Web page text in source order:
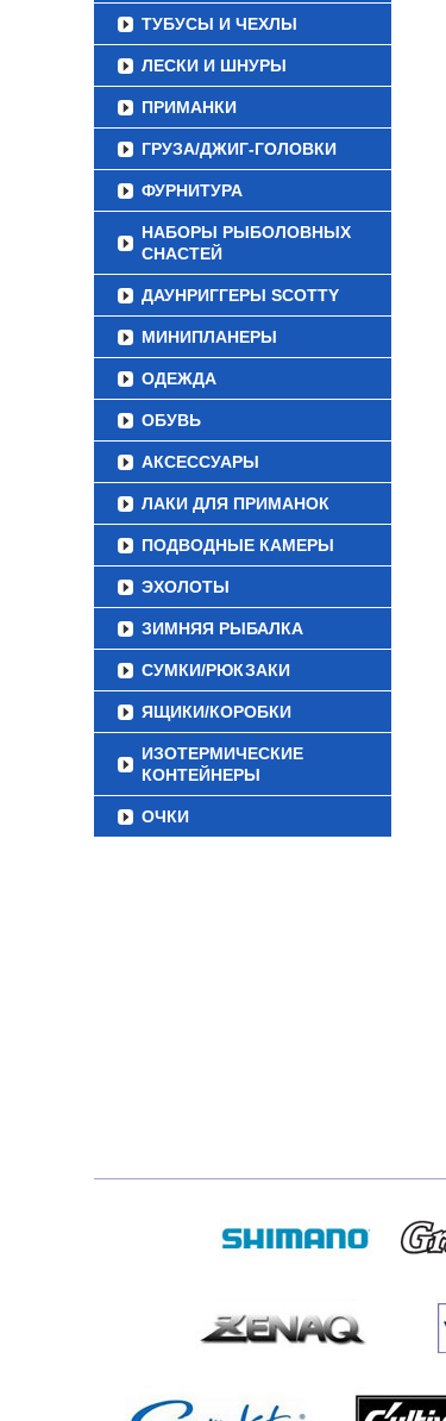
ТУБУСЫ И ЧЕХЛЫ
ЛЕСКИ И ШНУРЫ
ПРИМАНКИ
ГРУЗА/ДЖИГ-ГОЛОВКИ
ФУРНИТУРА
НАБОРЫ РЫБОЛОВНЫХ
СНАСТЕЙ
ДАУНРИГГЕРЫ SCOTTY
МИНИПЛАНЕРЫ
ОДЕЖДА
ОБУВЬ
АКСЕССУАРЫ
ЛАКИ ДЛЯ ПРИМАНОК
ПОДВОДНЫЕ КАМЕРЫ
ЭХОЛОТЫ
ЗИМНЯЯ РЫБАЛКА
СУМКИ/РЮКЗАКИ
ЯЩИКИ/КОРОБКИ
ИЗОТЕРМИЧЕСКИЕ
КОНТЕЙНЕРЫ
ОЧКИ